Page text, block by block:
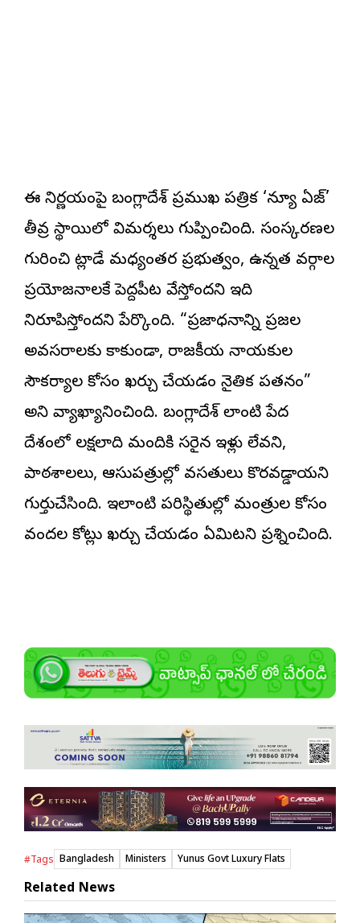
ఈ నిర్ణయంపై బంగ్లాదేశ్ ప్రముఖ పత్రిక ‘న్యూ ఏజ్’
తీవ్ర స్థాయిలో విమర్శలు గుప్పించింది. సంస్కరణల
గురించి మాట్లాడే మధ్యంతర ప్రభుత్వం, ఉన్నత వర్గాల
ప్రయోజనాలకే పెద్దపీట వేస్తోందని ఇది
నిరూపిస్తోందని పేర్కొంది. “ప్రజాధనాన్ని ప్రజల
అవసరాలకు కాకుండా, రాజకీయ నాయకుల
సౌకర్యాల కోసం ఖర్చు చేయడం నైతిక పతనం”
అని వ్యాఖ్యానించింది. బంగ్లాదేశ్ లాంటి పేద
దేశంలో లక్షలాది మందికి సరైన ఇళ్లు లేవని,
పాఠశాలలు, ఆసుపత్రుల్లో వసతులు కొరవడ్డాయని
గుర్తుచేసింది. ఇలాంటి పరిస్థితుల్లో మంత్రుల కోసం
వందల కోట్లు ఖర్చు చేయడం ఏమిటని ప్రశ్నించింది.
#Tags Bangladesh Ministers Yunus Govt Luxury Flats
Related News